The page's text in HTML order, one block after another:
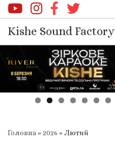
Перейти до вмісту
Kishe Sound Factory
Головна»2026 »Лютий